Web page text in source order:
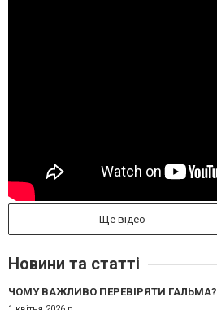
Ще відео
Новини та статті
ЧОМУ ВАЖЛИВО ПЕРЕВІРЯТИ ГАЛЬМА?